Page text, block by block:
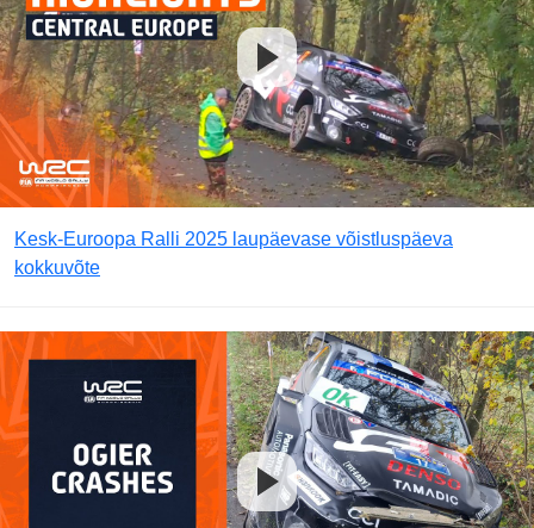
Kesk-Euroopa Ralli 2025 laupäevase võistluspäeva
kokkuvõte